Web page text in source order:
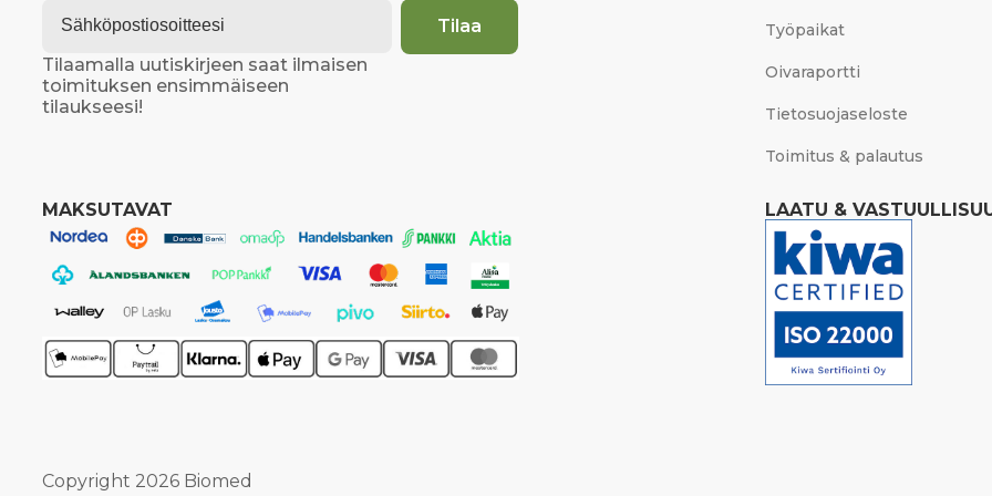
Tilaa
Tilaamalla uutiskirjeen saat ilmaisen
toimituksen ensimmäiseen
tilaukseesi!
Työpaikat
Oivaraportti
Tietosuojaseloste
Toimitus & palautus
MAKSUTAVAT LAATU &
Copyright 2026 Biomed